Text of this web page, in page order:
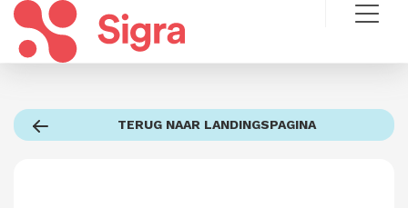
TERUG NAAR LANDINGSPAGINA